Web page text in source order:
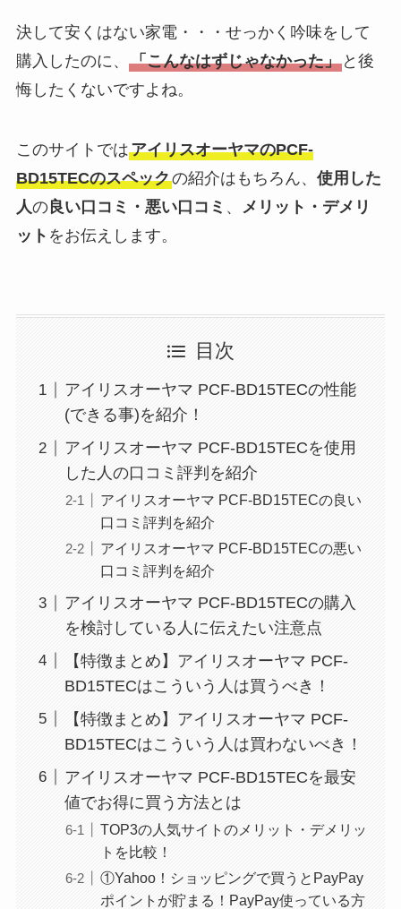
決して安くはない家電・・・せっかく吟味をして
購入したのに、 「こんなはずじゃなかった」と後
悔したくないですよね。
このサイトではアイリスオーヤマのPCF-
BD15TECのスペックの紹介はもちろん、 使用した
人の良い口コミ・悪い口コミ 、 メリット・デメリ
ット をお伝えします。
目次
アイリスオーヤマ PCF-BD15TECの性能
(できる事)を紹介！
アイリスオーヤマ PCF-BD15TECを使用
した人の口コミ評判を紹介
アイリスオーヤマ PCF-BD15TECの良い
口コミ評判を紹介
アイリスオーヤマ PCF-BD15TECの悪い
口コミ評判を紹介
アイリスオーヤマ PCF-BD15TECの購入
を検討している人に伝えたい注意点
【特徴まとめ】アイリスオーヤマ PCF-
BD15TECはこういう人は買うべき！
【特徴まとめ】アイリスオーヤマ PCF-
BD15TECはこういう人は買わないべき！
アイリスオーヤマ PCF-BD15TECを最安
値でお得に買う方法とは
TOP3の人気サイトのメリット・デメリッ
トを比較！
①Yahoo！ショッピングで買うとPayPay
ポイントが貯まる！PayPay使っている方